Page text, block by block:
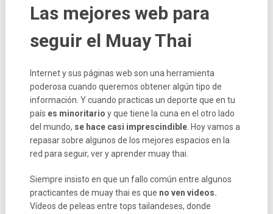
Las mejores web para
seguir el Muay Thai
Internet y sus páginas web son una herramienta
poderosa cuando queremos obtener algún tipo de
información. Y cuando practicas un deporte que en tu
país es minoritario y que tiene la cuna en el otro lado
del mundo, se hace casi imprescindible. Hoy vamos a
repasar sobre algunos de los mejores espacios en la
red para seguir, ver y aprender muay thai.
Siempre insisto en que un fallo común entre algunos
practicantes de muay thai es que no ven videos.
Vídeos de peleas entre tops tailandeses, donde